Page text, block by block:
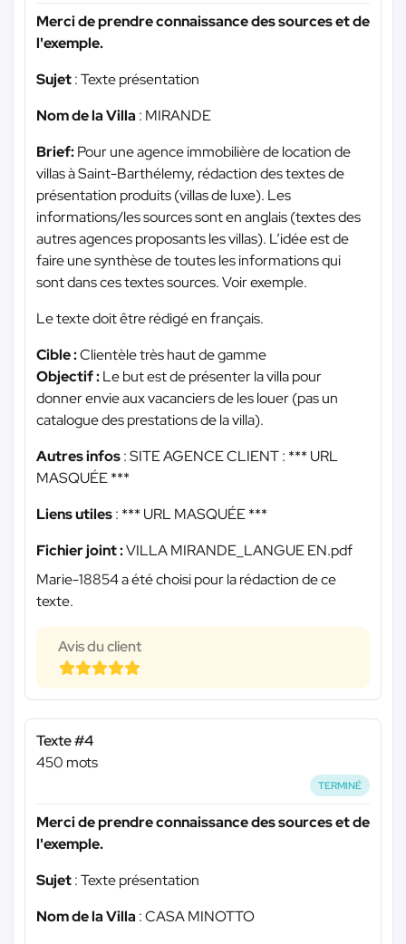
Merci de prendre connaissance des sources et de
l'exemple.
Sujet: Texte présentation
Nom de la Villa : MIRANDE
Brief:Pour une agence immobilière de location de
villas à Saint-Barthélemy, rédaction des textes de
présentation produits (villas de luxe). Les
informations/les sources sont en anglais (textes des
autres agences proposants les villas). L’idée est de
faire une synthèse de toutes les informations qui
sont dans ces textes sources. Voir exemple.
Le texte doit être rédigé en français.
Cible :Clientèle très haut de gamme
Objectif :Le but est de présenter la villa pour
donner envie aux vacanciers de les louer (pas un
catalogue des prestations de la villa).
Autres infos: SITE AGENCE CLIENT : *** URL
MASQUÉE ***
Liens utiles: *** URL MASQUÉE ***
Fichier joint :VILLA MIRANDE_LANGUE EN.pdf
Marie-18854 a été choisi pour la rédaction de ce
texte.
Avis du client
Texte #4
450 mots
TERMINÉ
Merci de prendre connaissance des sources et de
l'exemple.
Sujet: Texte présentation
Nom de la Villa : CASA MINOTTO